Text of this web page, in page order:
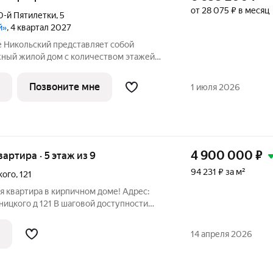
й Пятилетки,5
, 4 квартал 2027
представляет собой
жилой дом с количеством этажей
- от 1-комнатных до 3-
от 28 075 ₽ в месяц
Позвоните мне 1 июля 2026
· 5 этаж из 9
,121
квартира в кирпичном доме! Адрес:
д 121 В шаговой доступности
Магазины, Сбербанк, Поликлиника,
4 900 000 ₽
94 231 ₽ за м²
14 апреля 2026